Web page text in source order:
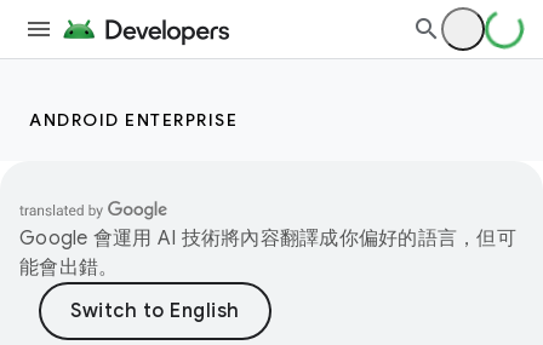
ANDROID ENTERPRISE
Google 會運用 AI 技術將內容翻譯成你偏好的語言，但可
能會出錯。